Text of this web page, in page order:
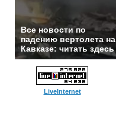
Все новости по
падению вертолета на
Кавказе: читать здесь
LiveInternet